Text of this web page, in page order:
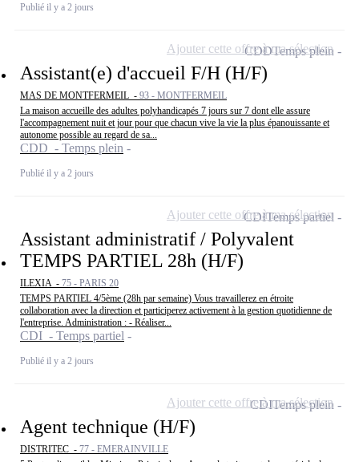
Publié il y a 2 jours
Assistant(e) d'accueil F/H (H/F)
MAS DE MONTFERMEIL - 93 - MONTFERMEIL
La maison accueille des adultes polyhandicapés 7 jours sur 7 dont elle assure
l'accompagnement nuit et jour pour que chacun vive la vie la plus épanouissante et
autonome possible au regard de sa...
CDD - Temps plein
Publié il y a 2 jours
CDDTemps plein
Ajouter cette offre à ma sélection
Assistant administratif / Polyvalent
TEMPS PARTIEL 28h (H/F)
ILEXIA - 75 - PARIS 20
TEMPS PARTIEL 4/5ème (28h par semaine) Vous travaillerez en étroite
collaboration avec la direction et participerez activement à la gestion quotidienne de
l'entreprise. Administration : - Réaliser...
CDI - Temps partiel
Publié il y a 2 jours
CDITemps partiel
Ajouter cette offre à ma sélection
Agent technique (H/F)
DISTRITEC - 77 - EMERAINVILLE
CDITemps plein
Ajouter cette offre à ma sélection